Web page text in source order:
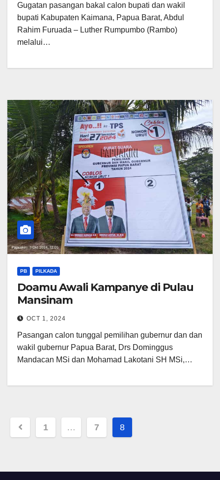
Gugatan pasangan bakal calon bupati dan wakil
bupati Kabupaten Kaimana, Papua Barat, Abdul
Rahim Furuada – Luther Rumpumbo (Rambo)
melalui…
PB PILKADA
Doamu Awali Kampanye di Pulau
Mansinam
OCT 1, 2024
Pasangan calon tunggal pemilihan gubernur dan dan
wakil gubernur Papua Barat, Drs Dominggus
Mandacan MSi dan Mohamad Lakotani SH MSi,…
Posts
1 … 7 8